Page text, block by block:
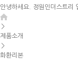
안녕하세요. 정원인더스트리
＞
제품소개
＞
화환리본